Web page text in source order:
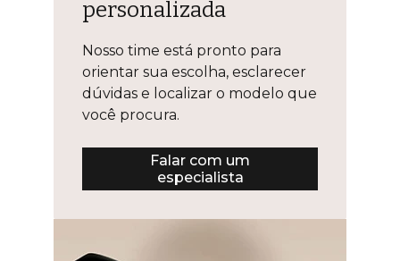
personalizada
Nosso time está pronto para
orientar sua escolha, esclarecer
dúvidas e localizar o modelo que
você procura.
Falar com um
especialista